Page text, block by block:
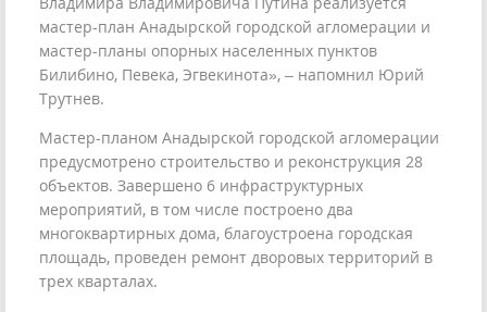
мастер-план Анадырской городской агломерации и
мастер-планы опорных населенных пунктов
Билибино, Певека, Эгвекинота», – напомнил Юрий
Трутнев.
Мастер-планом Анадырской городской агломерации
предусмотрено строительство и реконструкция 28
объектов. Завершено 6 инфраструктурных
мероприятий, в том числе построено два
многоквартирных дома, благоустроена городская
площадь, проведен ремонт дворовых территорий в
трех кварталах.